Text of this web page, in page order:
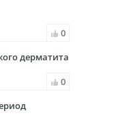
0
дерматита
0